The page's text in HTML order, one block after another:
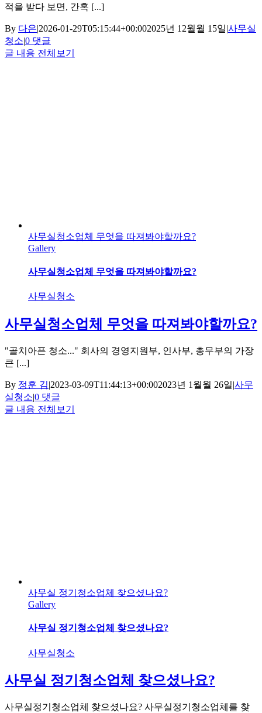
적을 받다 보면, 간혹 [...]
By 다은|2026-01-29T05:15:44+00:002025년 12월월 15일|사무실
청소|0 댓글
글 내용 전체보기
사무실청소업체 무엇을 따져봐야할까요?
Gallery
사무실청소업체 무엇을 따져봐야할까요?
사무실청소
사무실청소업체 무엇을 따져봐야할까요?
"골치아픈 청소..." 회사의 경영지원부, 인사부, 총무부의 가장
큰 [...]
By 정훈 김|2023-03-09T11:44:13+00:002023년 1월월 26일|사무
실청소|0 댓글
글 내용 전체보기
사무실 정기청소업체 찾으셨나요?
Gallery
사무실 정기청소업체 찾으셨나요?
사무실청소
사무실 정기청소업체 찾으셨나요?
사무실정기청소업체 찾으셨나요? 사무실정기청소업체를 찾